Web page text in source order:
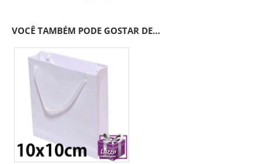
VOCÊ TAMBÉM PODE GOSTAR DE…